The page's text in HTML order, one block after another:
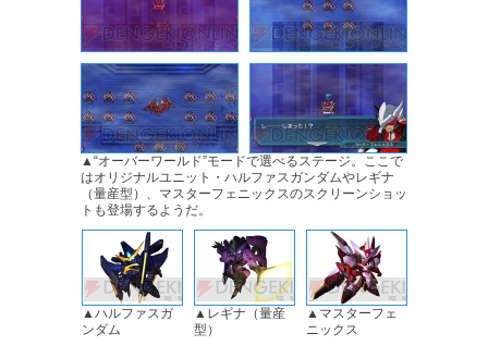
▲“オーバーワールド”モードで選べるステージ。ここで
はオリジナルユニット・ハルファスガンダムやレギナ
（量産型）、マスターフェニックスのスクリーンショッ
トも登場するようだ。
▲ハルファスガ
ンダム
▲レギナ（量産
型）
▲マスターフェ
ニックス